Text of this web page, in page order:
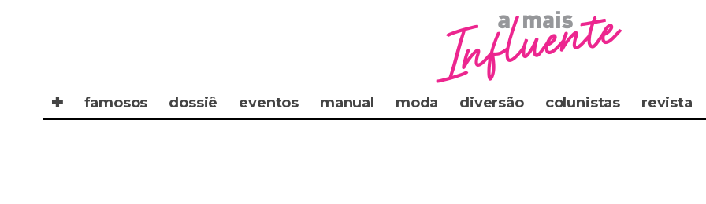
✚ famosos dossiê eventos manual moda diversão colunistas revista